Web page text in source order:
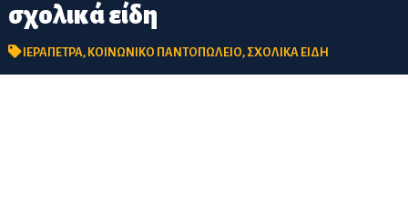
σχολικά είδη
ΙΕΡΑΠΕΤΡΑ, ΚΟΙΝΩΝΙΚΟ ΠΑΝΤΟΠΩΛΕΙΟ, ΣΧΟΛΙΚΑ ΕΙΔΗ